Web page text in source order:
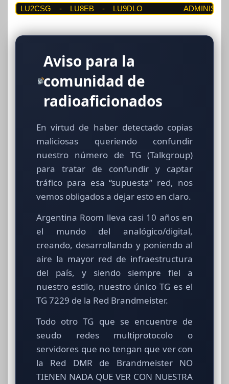
-    LU8EB    -    LU9DLO
Aviso para la
comunidad de
radioaficionados
En virtud de haber detectado copias
maliciosas queriendo confundir
nuestro número de TG (Talkgroup)
para tratar de confundir y captar
tráfico para esa “supuesta” red, nos
vemos obligados a dejar esto en claro.
Argentina Room lleva casi 10 años en
el mundo del analógico/digital,
creando, desarrollando y poniendo al
aire la mayor red de infraestructura
del país, y siendo siempre fiel a
nuestro estilo, nuestro único TG es el
TG 7229 de la Red Brandmeister.
Todo otro TG que se encuentre de
seudo redes multiprotocolo o
servidores que no tengan que ver con
la Red DMR de Brandmeister NO
TIENEN NADA QUE VER CON NUESTRA